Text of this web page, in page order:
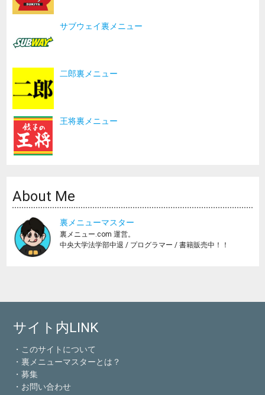
サブウェイ裏メニュー
二郎裏メニュー
王将裏メニュー
About Me
裏メニューマスター
裏メニュー.com 運営。
中央大学法学部中退 / プログラマー / 書籍販売中！！
サイト内LINK
・このサイトについて
・裏メニューマスターとは？
・募集
・お問い合わせ